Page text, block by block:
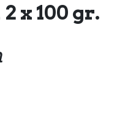
x 100 gr.